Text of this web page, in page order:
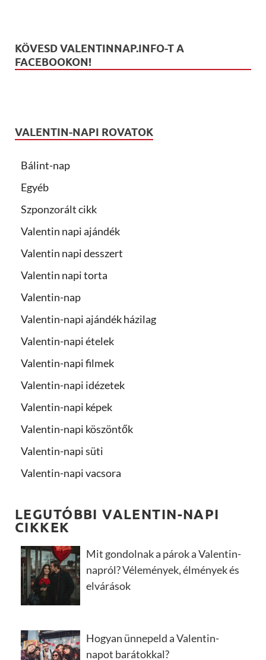
KÖVESD VALENTINNAP.INFO-T A
FACEBOOKON!
VALENTIN-NAPI ROVATOK
Bálint-nap
Egyéb
Szponzorált cikk
Valentin napi ajándék
Valentin napi desszert
Valentin napi torta
Valentin-nap
Valentin-napi ajándék házilag
Valentin-napi ételek
Valentin-napi filmek
Valentin-napi idézetek
Valentin-napi képek
Valentin-napi köszöntők
Valentin-napi süti
Valentin-napi vacsora
LEGUTÓBBI VALENTIN-NAPI
CIKKEK
Mit gondolnak a párok a Valentin-
napról? Vélemények, élmények és
elvárások
Hogyan ünnepeld a Valentin-
napot barátokkal?